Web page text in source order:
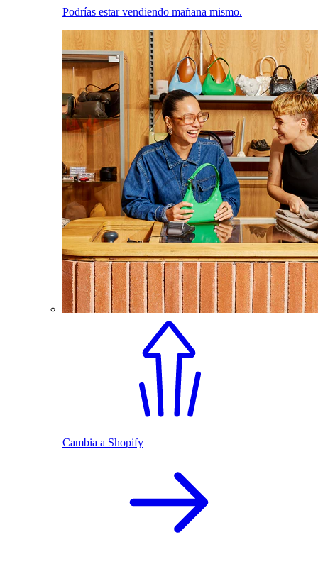
Podrías estar vendiendo mañana mismo.
Cambia a Shopify